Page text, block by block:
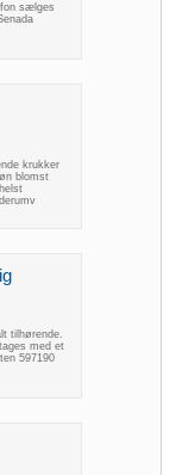
sælges
krukker
blomst
tilhørende.
med et
597190